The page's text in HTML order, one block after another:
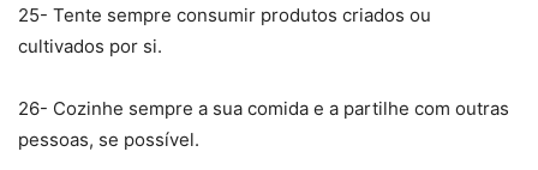
25- Tente sempre consumir produtos criados ou
cultivados por si.
26- Cozinhe sempre a sua comida e a partilhe com outras
pessoas, se possível.